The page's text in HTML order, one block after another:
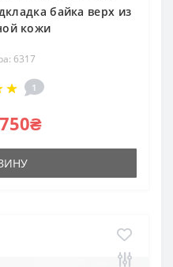
байка верх из
кожи
6317
1